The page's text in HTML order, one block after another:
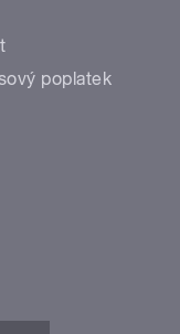
poplatek